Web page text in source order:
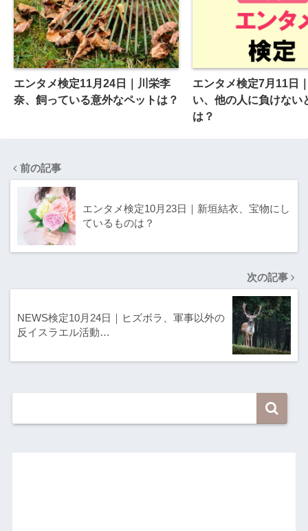
エンタメ検定11月24日｜川栄李
奈、飼っている意外なペットは？
エンタメ検定7月11日
い、他の人に負けない
は？
前の記事
エンタメ検定10月23日｜新垣結衣、宝物にし
ているものは？
次の記事
NEWS検定10月24日｜ヒズボラ、軍事以外の
反イスラエル活動…